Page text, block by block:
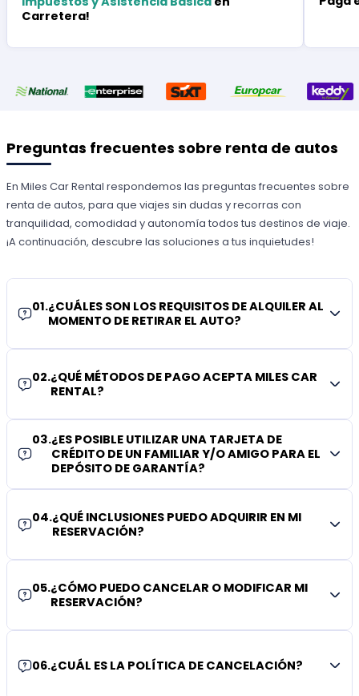
Carretera!
Preguntas frecuentes sobre renta de autos
En Miles Car Rental respondemos las preguntas frecuentes sobre
renta de autos, para que viajes sin dudas y recorras con
tranquilidad, comodidad y autonomía todos tus destinos de viaje.
¡A continuación, descubre las soluciones a tus inquietudes!
01.¿CUÁLES SON LOS REQUISITOS DE ALQUILER AL
MOMENTO DE RETIRAR EL AUTO?
02.¿QUÉ MÉTODOS DE PAGO ACEPTA MILES CAR
RENTAL?
03.¿ES POSIBLE UTILIZAR UNA TARJETA DE
CRÉDITO DE UN FAMILIAR Y/O AMIGO PARA EL
DEPÓSITO DE GARANTÍA?
04.¿QUÉ INCLUSIONES PUEDO ADQUIRIR EN MI
RESERVACIÓN?
05.¿CÓMO PUEDO CANCELAR O MODIFICAR MI
RESERVACIÓN?
06.¿CUÁL ES LA POLÍTICA DE CANCELACIÓN?